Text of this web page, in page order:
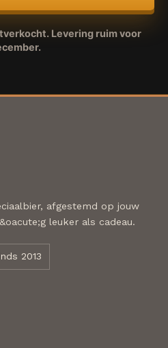
Levering ruim voor
afgestemd op jouw
leuker als cadeau.
2013